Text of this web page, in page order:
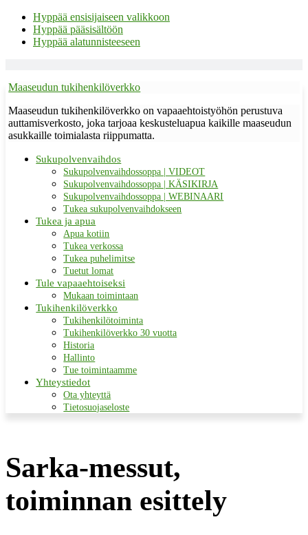
Hyppää ensisijaiseen valikkoon
Hyppää pääsisältöön
Hyppää alatunnisteeseen
Maaseudun tukihenkilöverkko
Maaseudun tukihenkilöverkko on vapaaehtoistyöhön perustuva
auttamisverkosto, joka tarjoaa keskusteluapua kaikille maaseudun
asukkaille toimialasta riippumatta.
Sukupolvenvaihdos
Sukupolvenvaihdossoppa | VIDEOT
Sukupolvenvaihdossoppa | KÄSIKIRJA
Sukupolvenvaihdossoppa | WEBINAARI
Tukea sukupolvenvaihdokseen
Tukea ja apua
Apua kotiin
Tukea verkossa
Tukea puhelimitse
Tuetut lomat
Tule vapaaehtoiseksi
Mukaan toimintaan
Tukihenkilöverkko
Tukihenkilötoiminta
Tukihenkilöverkko 30 vuotta
Historia
Hallinto
Tue toimintaamme
Yhteystiedot
Ota yhteyttä
Tietosuojaseloste
Sarka-messut,
toiminnan esittely